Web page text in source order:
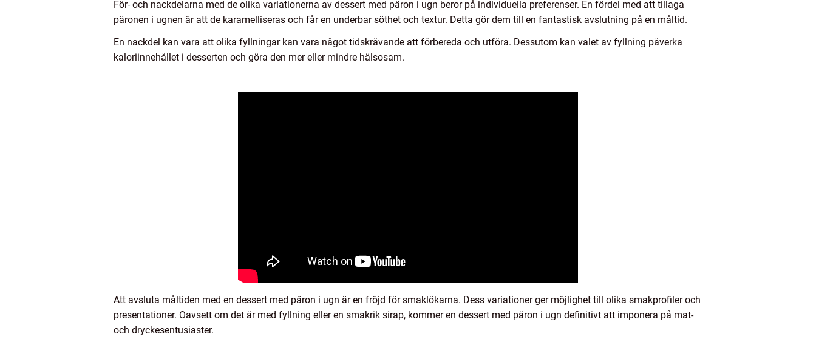
För- och nackdelarna med de olika variationerna av dessert med päron i ugn beror på individuella preferenser. En fördel med att tillaga
päronen i ugnen är att de karamelliseras och får en underbar söthet och textur. Detta gör dem till en fantastisk avslutning på en måltid.
En nackdel kan vara att olika fyllningar kan vara något tidskrävande att förbereda och utföra. Dessutom kan valet av fyllning påverka
kaloriinnehållet i desserten och göra den mer eller mindre hälsosam.
Att avsluta måltiden med en dessert med päron i ugn är en fröjd för smaklökarna. Dess variationer ger möjlighet till olika smakprofiler och
presentationer. Oavsett om det är med fyllning eller en smakrik sirap, kommer en dessert med päron i ugn definitivt att imponera på mat-
och dryckesentusiaster.